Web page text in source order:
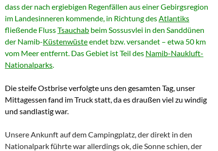
dass der nach ergiebigen Regenfällen aus einer Gebirgsregion
im Landesinneren kommende, in Richtung desAtlantiks
fließende FlussTsauchab beim Sossusvlei in den Sanddünen
der Namib-Küstenwüsteendet bzw. versandet – etwa 50 km
vom Meer entfernt. Das Gebiet ist Teil des Namib-Naukluft-
Nationalparks.
Die steife Ostbrise verfolgte uns den gesamten Tag, unser
Mittagessen fand im Truck statt, da es draußen viel zu windig
und sandlastig war.
Unsere Ankunft auf dem Campingplatz, der direkt in den
Nationalpark führte war allerdings ok, die Sonne schien, der